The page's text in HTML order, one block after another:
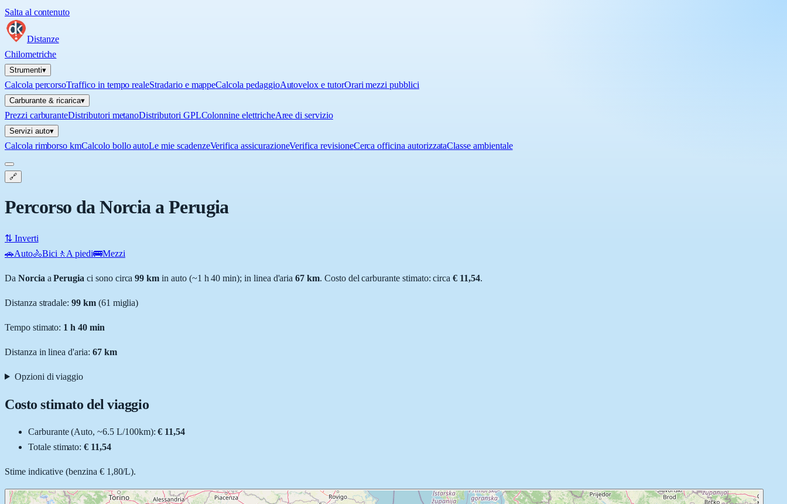
Salta al contenuto
Distanze
Chilometriche
Strumenti▾
Calcola percorsoTraffico in tempo realeStradario e mappeCalcola pedaggioAutovelox e tutorOrari mezzi pubblici
Carburante & ricarica▾
Prezzi carburanteDistributori metanoDistributori GPLColonnine elettricheAree di servizio
Servizi auto▾
Calcola rimborso kmCalcolo bollo autoLe mie scadenzeVerifica assicurazioneVerifica revisioneCerca officina autorizzataClasse ambientale
🔗
Percorso da Norcia a Perugia
⇅ Inverti
🚗Auto🚴Bici 🚶 A piedi🚌Mezzi
Da Norcia aPerugia ci sono circa 99 km in auto (~1 h 40 min); in linea d'aria67 km. Costo del carburante stimato: circa € 11,54.
Distanza stradale:99 km (61 miglia)
Tempo stimato: 1 h 40 min
Distanza in linea d'aria: 67km
Opzioni di viaggio
Costo stimato del viaggio
Carburante (Auto, ~6.5 L/100km): € 11,54
Totale stimato:€ 11,54
Stime indicative (benzina € 1,80/L).